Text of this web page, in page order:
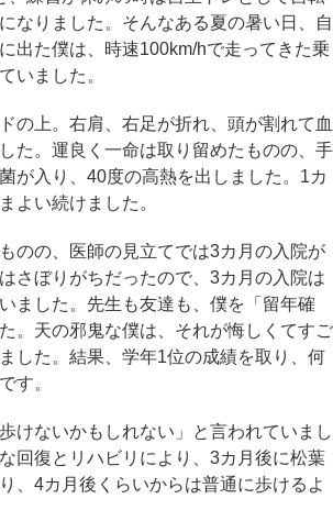
なりました。そんなある夏の暑い日、自
出た僕は、時速100km/hで走ってきた乗
いました。
の上。右肩、右足が折れ、頭が割れて血
た。運良く一命は取り留めたものの、手
が入り、40度の高熱を出しました。1カ
よい続けました。
のの、医師の見立てでは3カ月の入院が
さぼりがちだったので、3カ月の入院は
ました。先生も友達も、僕を「留年確
。天の邪鬼な僕は、それが悔しくてすご
した。結果、学年1位の成績を取り、何
す。
けないかもしれない」と言われていまし
回復とリハビリにより、3カ月後に松葉
、4カ月後くらいからは普通に歩けるよ